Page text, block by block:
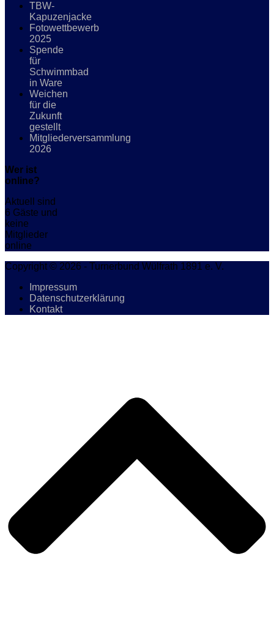
TBW-
Kapuzenjacke
Fotowettbewerb
2025
Spende
für
Schwimmbad
in Ware
Weichen
für die
Zukunft
gestellt
Mitgliederversammlung
2026
Wer ist
online?
Aktuell sind
6 Gäste und
keine
Mitglieder
online
Copyright © 2026 - Turnerbund Wülfrath 1891 e. V.
Impressum
Datenschutzerklärung
Kontakt